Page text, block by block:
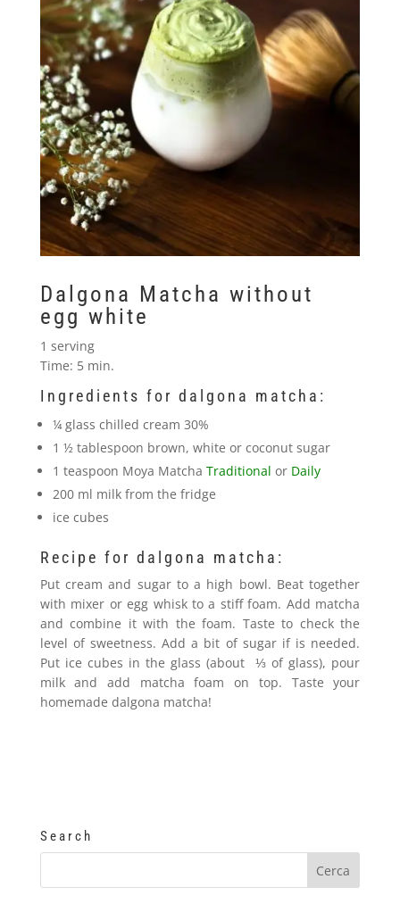
Dalgona Matcha without
egg white
1 serving
Time: 5 min.
Ingredients for dalgona matcha:
¼ glass chilled cream 30%
1 ½ tablespoon brown, white or coconut sugar
1 teaspoon Moya Matcha Traditional or Daily
200 ml milk from the fridge
ice cubes
Recipe for dalgona matcha:
Put cream and sugar to a high bowl. Beat together
with mixer or egg whisk to a stiff foam. Add matcha
and combine it with the foam. Taste to check the
level of sweetness. Add a bit of sugar if is needed.
Put ice cubes in the glass (about ⅓ of glass), pour
milk and add matcha foam on top. Taste your
homemade dalgona matcha!
Search